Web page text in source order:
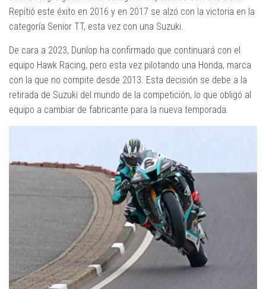
Repitió este éxito en 2016 y en 2017 se alzó con la victoria en la
categoría Senior TT, esta vez con una Suzuki.
De cara a 2023, Dunlop ha confirmado que continuará con el
equipo Hawk Racing, pero esta vez pilotando una Honda, marca
con la que no compite desde 2013. Esta decisión se debe a la
retirada de Suzuki del mundo de la competición, lo que obligó al
equipo a cambiar de fabricante para la nueva temporada.